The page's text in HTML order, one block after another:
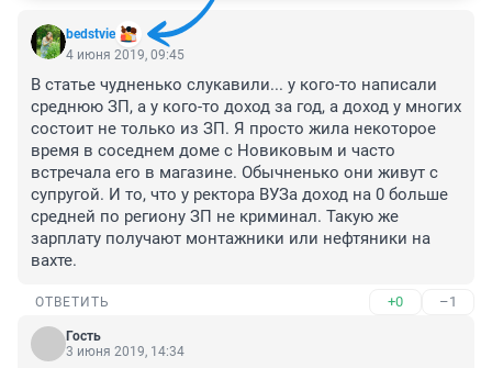
bedstvie
4 июня 2019, 09:45
В статье чудненько слукавили... у кого-то написали
среднюю ЗП, а у кого-то доход за год, а доход у многих
состоит не только из ЗП. Я просто жила некоторое
время в соседнем доме с Новиковым и часто
встречала его в магазине. Обычненько они живут с
супругой. И то, что у ректора ВУЗа доход на 0 больше
средней по региону ЗП не криминал. Такую же
зарплату получают монтажники или нефтяники на
вахте.
ОТВЕТИТЬ +0 –1
Гость
3 июня 2019, 14:34